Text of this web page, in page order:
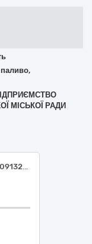
паливо,
МІСЬКОЇ РАДИ
Код 09130000-9 – Нафта і дистиляти (09132000-3 Бензин А-95 Євро-5 (ДСТУ 7687:2015); 09134200-9 Дизельне паливо Євро-5 (ДСТУ 7688:2015))